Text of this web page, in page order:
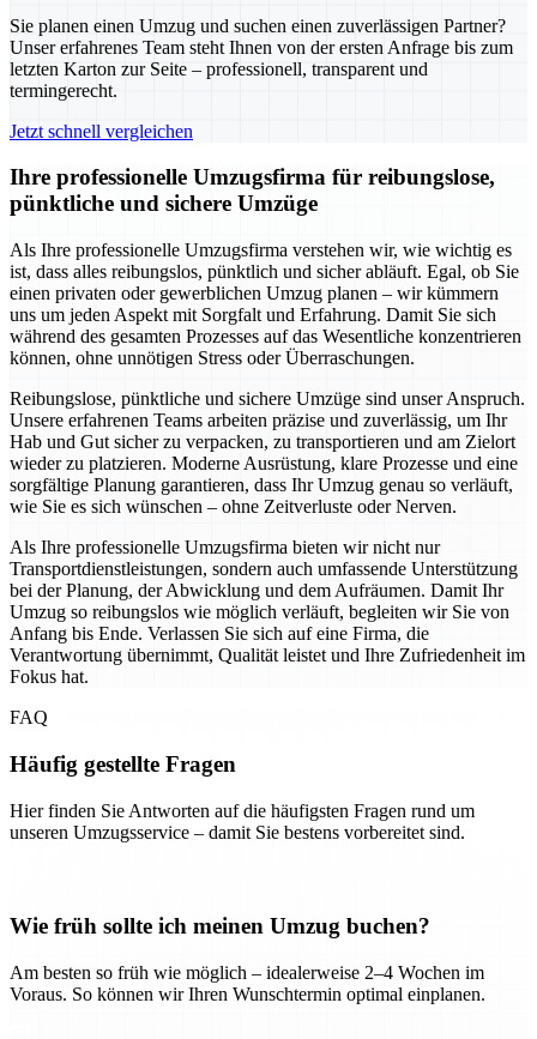
Sie planen einen Umzug und suchen einen zuverlässigen Partner?
Unser erfahrenes Team steht Ihnen von der ersten Anfrage bis zum
letzten Karton zur Seite – professionell, transparent und
termingerecht.
Jetzt schnell vergleichen
Ihre professionelle Umzugsfirma für reibungslose,
pünktliche und sichere Umzüge
Als Ihre professionelle Umzugsfirma verstehen wir, wie wichtig es
ist, dass alles reibungslos, pünktlich und sicher abläuft. Egal, ob Sie
einen privaten oder gewerblichen Umzug planen – wir kümmern
uns um jeden Aspekt mit Sorgfalt und Erfahrung. Damit Sie sich
während des gesamten Prozesses auf das Wesentliche konzentrieren
können, ohne unnötigen Stress oder Überraschungen.
Reibungslose, pünktliche und sichere Umzüge sind unser Anspruch.
Unsere erfahrenen Teams arbeiten präzise und zuverlässig, um Ihr
Hab und Gut sicher zu verpacken, zu transportieren und am Zielort
wieder zu platzieren. Moderne Ausrüstung, klare Prozesse und eine
sorgfältige Planung garantieren, dass Ihr Umzug genau so verläuft,
wie Sie es sich wünschen – ohne Zeitverluste oder Nerven.
Als Ihre professionelle Umzugsfirma bieten wir nicht nur
Transportdienstleistungen, sondern auch umfassende Unterstützung
bei der Planung, der Abwicklung und dem Aufräumen. Damit Ihr
Umzug so reibungslos wie möglich verläuft, begleiten wir Sie von
Anfang bis Ende. Verlassen Sie sich auf eine Firma, die
Verantwortung übernimmt, Qualität leistet und Ihre Zufriedenheit im
Fokus hat.
FAQ
Häufig gestellte Fragen
Hier finden Sie Antworten auf die häufigsten Fragen rund um
unseren Umzugsservice – damit Sie bestens vorbereitet sind.
Wie früh sollte ich meinen Umzug buchen?
Am besten so früh wie möglich – idealerweise 2–4 Wochen im
Voraus. So können wir Ihren Wunschtermin optimal einplanen.